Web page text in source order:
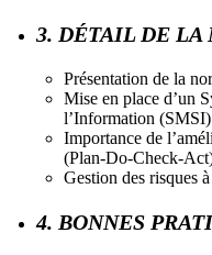
3. DÉTAIL DE LA
Présentation de la
Mise en place d’un
l’Information (SMSI)
Importance de
(Plan-Do-Check-
Gestion des risques
4. BONNES